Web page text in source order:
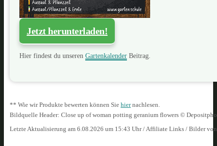
Jetzt herunterladen!
Hier findest du unseren Gartenkalender Beitrag.
** Wie wir Produkte bewerten können Sie hiernachlesen.
Bildquelle Header: Close up of woman potting geranium flowers ©
Letzte Aktualisierung am 6.08.2026 um 15:43 Uhr / Affiliate Links / Bilder